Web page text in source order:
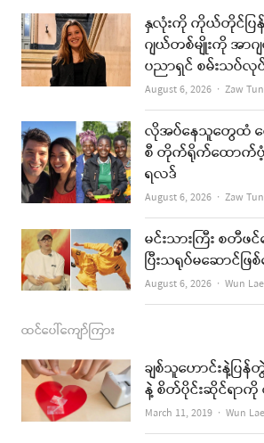
e
b
o
k
t
a
g
a
m
t
u
b
e
i
l
နှလုံးကို ကိုယ်တိုင်ပြ
ဂျယ်တစ်မျိုးကို အာဂ
ပညာရှင် စမ်းသပ်လု
August 6, 2026 Author
Zaw Tun
လိုအပ်နေသူတွေထံ ငွေ
စီ တိုက်ရိုက်ထောက်
ရလဒ်
August 6, 2026 Author
Zaw Tun
မင်းသားကြီး စတီဖ
ပြီးသရုပ်မဆောင်ဖ
August 6, 2026 Author
Wun Lae
ထင်ပေါ်ကျော်ကြား
ချစ်သူဟောင်းနဲ့ပြန်
နဲ့ စိတ်ပိုင်းဆိုင်ရာ
March 11, 2019 Author
Wun Lae